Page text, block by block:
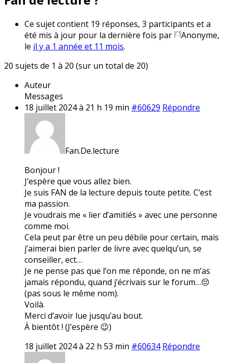
Ce sujet contient 19 réponses, 3 participants et a
été mis à jour pour la dernière fois par
Anonyme,
le il y a 1 année et 11 mois.
20 sujets de 1 à 20 (sur un total de 20)
Auteur
Messages
18 juillet 2024 à 21 h 19 min #60629 Répondre
Fan.De.lecture
Bonjour !
J’espère que vous allez bien.
Je suis FAN de la lecture depuis toute petite. C’est
ma passion.
Je voudrais me « lier d’amitiés » avec une personne
comme moi.
Cela peut par être un peu débile pour certain, mais
j’aimerai bien parler de livre avec quelqu’un, se
conseiller, ect…
Je ne pense pas que l’on me réponde, on ne m’as
jamais répondu, quand j’écrivais sur le forum…😔
(pas sous le même nom).
Voilà.
Merci d’avoir lue jusqu’au bout.
À bientôt ! (J’espère 😉)
18 juillet 2024 à 22 h 53 min #60634 Répondre